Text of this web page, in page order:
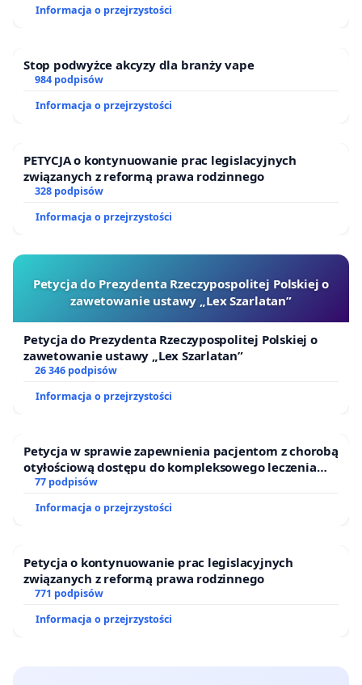
Informacja o przejrzystości
Stop podwyżce akcyzy dla branży vape
984 podpisów
Informacja o przejrzystości
PETYCJA o kontynuowanie prac legislacyjnych
związanych z reformą prawa rodzinnego
328 podpisów
Informacja o przejrzystości
Petycja do Prezydenta Rzeczypospolitej Polskiej o
zawetowanie ustawy „Lex Szarlatan”
Petycja do Prezydenta Rzeczypospolitej Polskiej o
zawetowanie ustawy „Lex Szarlatan”
26 346 podpisów
Informacja o przejrzystości
Petycja w sprawie zapewnienia pacjentom z chorobą
otyłościową dostępu do kompleksowego leczenia
oraz programów profilaktycznych.
77 podpisów
Informacja o przejrzystości
Petycja o kontynuowanie prac legislacyjnych
związanych z reformą prawa rodzinnego
771 podpisów
Informacja o przejrzystości